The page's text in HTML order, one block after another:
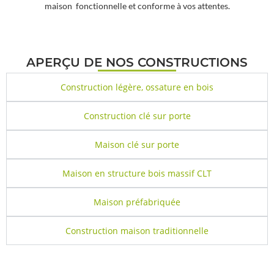
maison fonctionnelle et conforme à vos attentes.
APERÇU DE NOS CONSTRUCTIONS
Construction légère, ossature en bois
Construction clé sur porte
Maison clé sur porte
Maison en structure bois massif CLT
Maison préfabriquée
Construction maison traditionnelle